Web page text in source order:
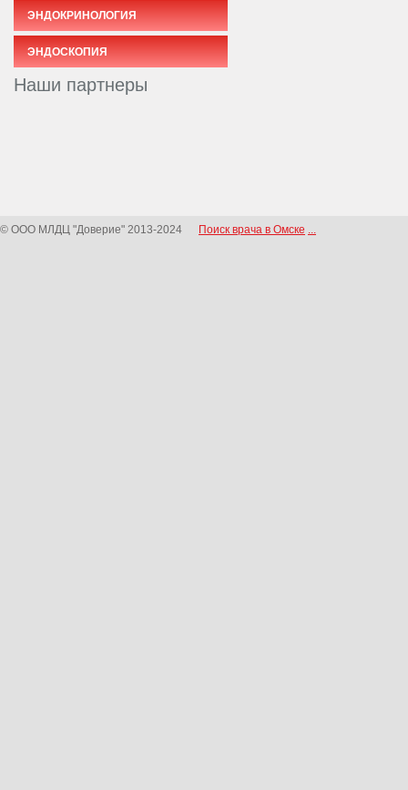
ЭНДОКРИНОЛОГИЯ
ЭНДОСКОПИЯ
Наши партнеры
© ООО МЛДЦ "Доверие" 2013-2024 Поиск врача в Омске ...